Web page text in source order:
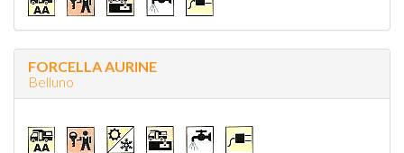
FORCELLA AURINE
Belluno